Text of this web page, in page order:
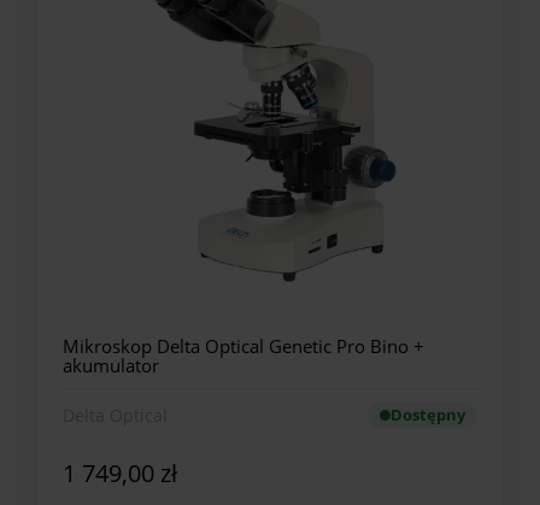
Mikroskop Delta Optical Genetic Pro Bino +
akumulator
Dostępny
1 749,00 zł